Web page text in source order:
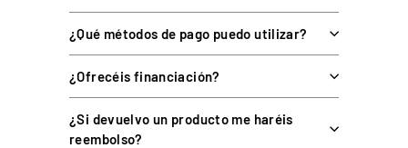
PREGUNTAS FRECUENTES
¿Con qué shifter es compatible?
¿Qué métodos de pago puedo utilizar?
¿Ofrecéis financiación?
¿Si devuelvo un producto me haréis
reembolso?